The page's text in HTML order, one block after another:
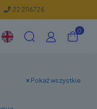
22 2116726
0
Pokaż wszystkie